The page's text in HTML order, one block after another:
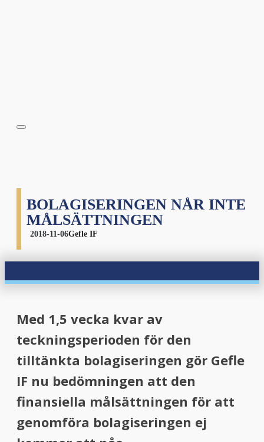
BOLAGISERINGEN NÅR INTE
MÅLSÄTTNINGEN
2018-11-06Gefle IF
Med 1,5 vecka kvar av
teckningsperioden för den
tilltänkta bolagiseringen gör Gefle
IF nu bedömningen att den
finansiella målsättningen för att
genomföra bolagiseringen ej